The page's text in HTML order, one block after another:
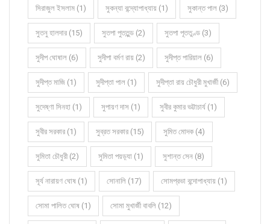
সিরাজুল ইসলাম (1) সুকন্যা বন্দ্যোপাধ্যায় (1) সুকান্ত পাল (3)
সুতনু হালদার (15) সুতপা পুততুন্ড (2) সুতপা পূততুণ্ড (3)
সুদীপ ঘোষাল (6) সুদীপা বর্মণ রায় (2) সুদীপ্ত পারিয়াল (6)
সুদীপ্ত মাজি (1) সুদীপ্তা পাল (1) সুদীপ্তা রায় চৌধুরী মুখার্জী (6)
সুদেষ্ণা সিনহা (1) সুপায়ণ দাস (1) সুবীর কুমার ভট্টাচার্য (1)
সুবীর সরকার (1) সুব্রত সরকার (15) সুমিত মোদক (4)
সুমিতা চৌধুরী (2) সুমিতা পয়ড়্যা (1) সুশান্ত সেন (8)
সূর্য নারায়ণ ঘোষ (1) সোনালি (17) সোমপ্রভা বন্দোপাধ্যায় (1)
সোমা পালিত ঘোষ (1) সোমা মুখার্জী বাবলি (12)